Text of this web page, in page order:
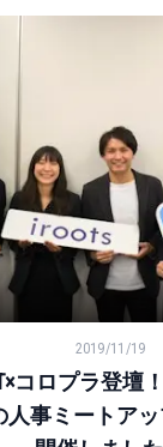
プ第4弾が開催
ップ第3弾を開
コロプラ登壇！
2019/11/19
コロプラ登壇
人事ミートア